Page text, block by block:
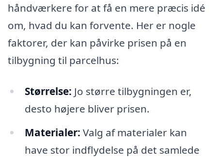
håndværkere for at få en mere præcis idé
om, hvad du kan forvente. Her er nogle
faktorer, der kan påvirke prisen på en
tilbygning til parcelhus:
Størrelse: Jo større tilbygningen er,
desto højere bliver prisen.
Materialer: Valg af materialer kan
have stor indflydelse på det samlede